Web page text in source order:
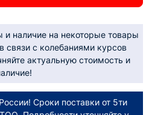
наличие на некоторые товары
связи с колебаниями курсов
актуальную стоимость и
Сроки поставки от 5ти